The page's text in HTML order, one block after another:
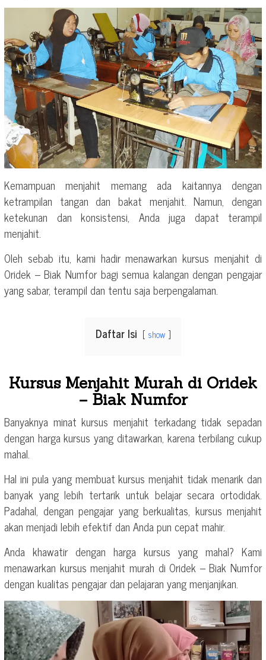
Kemampuan menjahit memang ada kaitannya dengan
ketrampilan tangan dan bakat menjahit. Namun, dengan
ketekunan dan konsistensi, Anda juga dapat terampil
menjahit.
Oleh sebab itu, kami hadir menawarkan kursus menjahit di
Oridek – Biak Numfor bagi semua kalangan dengan pengajar
yang sabar, terampil dan tentu saja berpengalaman.
Daftar Isi show
Kursus Menjahit Murah di Oridek
– Biak Numfor
Banyaknya minat kursus menjahit terkadang tidak sepadan
dengan harga kursus yang ditawarkan, karena terbilang cukup
mahal.
Hal ini pula yang membuat kursus menjahit tidak menarik dan
banyak yang lebih tertarik untuk belajar secara ortodidak.
Padahal, dengan pengajar yang berkualitas, kursus menjahit
akan menjadi lebih efektif dan Anda pun cepat mahir.
Anda khawatir dengan harga kursus yang mahal? Kami
menawarkan kursus menjahit murah di Oridek – Biak Numfor
dengan kualitas pengajar dan pelajaran yang menjanjikan.